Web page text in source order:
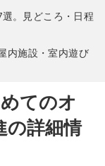
。見どころ・日程
内施設・室内遊び
てのオ
の詳細情